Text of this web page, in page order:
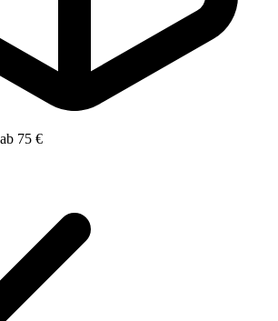
75 €